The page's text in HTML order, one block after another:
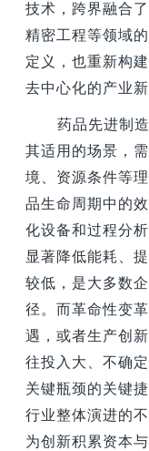
技术，跨界融合
精密工程等领域
定义，也重新构
去中心化的产业新
药品先进制
其适用的场景，
境、资源条件等
品生命周期中的
化设备和过程分
显著降低能耗、
较低，是大多数
径。而革命性变
遇，或者生产创
往投入大、不确
关键瓶颈的关键
行业整体演进的
为创新积累资本